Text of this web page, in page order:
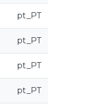
pt_PT
pt_PT
pt_PT
pt_PT